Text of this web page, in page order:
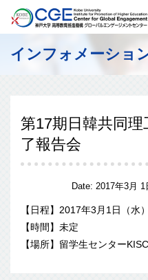
インフォメーショ
第17期日韓共同
了報告会
Date:2017年3月 1
【日程】2017年3月1日（水）
【時間】未定
【場所】留学生センター